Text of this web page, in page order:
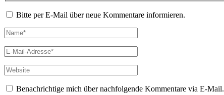
Bitte per E-Mail über neue Kommentare informieren.
Name*
E-
Mail-
Adresse*
Website
Benachrichtige mich über nachfolgende Kommentare via E-Mail.